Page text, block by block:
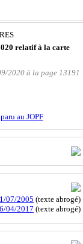
relatif à la carte
2020 à la page 13191
au JOPF
07/2005 (texte abrogé)
04/2017 (texte abrogé)